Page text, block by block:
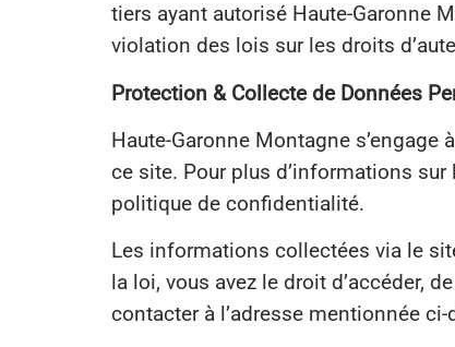
tiers ayant autorisé Haute-Garonne
violation des lois sur les droits
Protection & Collecte de Données
Haute-Garonne Montagne
ce site. Pour plus d’informations
politique de confidentialité.
Les informations collectées via le
la loi, vous avez le droit d’accéder,
contacter à l’adresse mentionnée ci-